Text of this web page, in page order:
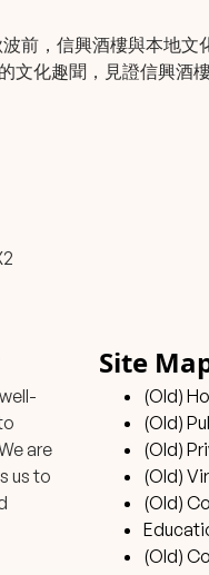
前，信興酒樓與本地
化趣聞，見證信興酒樓
are
us to
Site
(Old)
(Old)
(Old)
(Old)
(Old)
(Old)